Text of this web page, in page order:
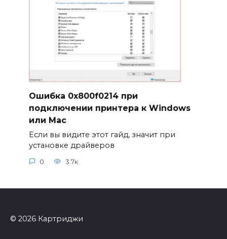
Ошибка 0x800f0214 при
подключении принтера к Windows
или Mac
Если вы видите этот гайд, значит при
установке драйверов
0 3.7к.
© 2026 Картриджи